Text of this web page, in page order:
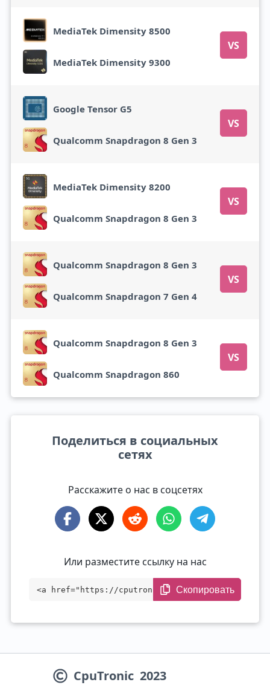
MediaTek Dimensity 8500
VS
MediaTek Dimensity 9300
Google Tensor G5
VS
Qualcomm Snapdragon 8 Gen 3
MediaTek Dimensity 8200
VS
Qualcomm Snapdragon 8 Gen 3
Qualcomm Snapdragon 8 Gen 3
VS
Qualcomm Snapdragon 7 Gen 4
Qualcomm Snapdragon 8 Gen 3
VS
Qualcomm Snapdragon 860
Поделиться в социальных
сетях
Расскажите о нас в соцсетях
Или разместите ссылку на нас
<a href="https://cputronic.com/ru/soc/co
agon 8 Gen 3</a>
Скопировать
CpuTronic 2023